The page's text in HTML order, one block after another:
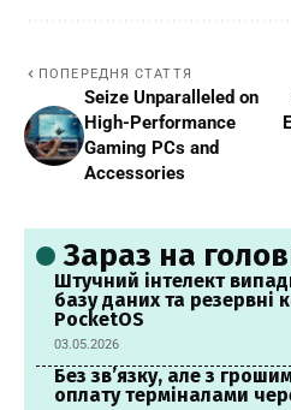
ПОПЕРЕДНЯ СТАТТЯ
Seize Unparalleled on
High-Performance
Gaming PCs and
Accessories
Зараз на
Штучний інтелект
базу даних та резервні
PocketOS
03.05.2026
Без зв’язку, але з
оплату терміналами